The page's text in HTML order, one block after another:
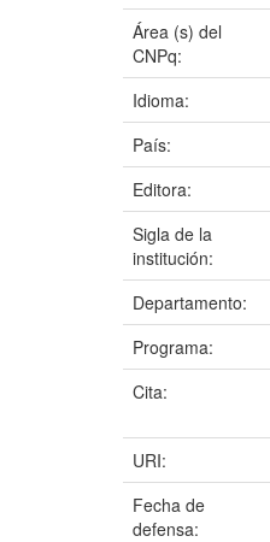
Área (s) del
CNPq:
Idioma:
País:
Editora:
Sigla de la
institución:
Departamento:
Programa:
Cita:
URI:
Fecha de
defensa: